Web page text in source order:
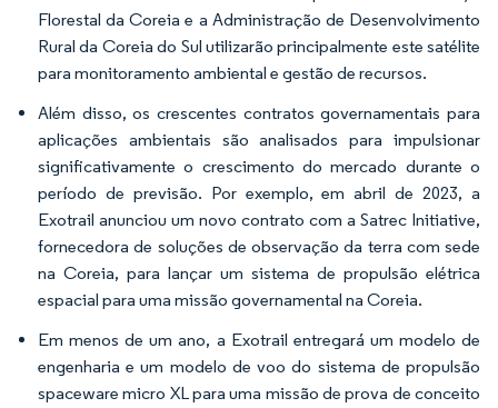
Florestal da Coreia e a Administração de Desenvolvimento
Rural da Coreia do Sul utilizarão principalmente este satélite
para monitoramento ambiental e gestão de recursos.
Além disso, os crescentes contratos governamentais para
aplicações ambientais são analisados para impulsionar
significativamente o crescimento do mercado durante o
período de previsão. Por exemplo, em abril de 2023, a
Exotrail anunciou um novo contrato com a Satrec Initiative,
fornecedora de soluções de observação da terra com sede
na Coreia, para lançar um sistema de propulsão elétrica
espacial para uma missão governamental na Coreia.
Em menos de um ano, a Exotrail entregará um modelo de
engenharia e um modelo de voo do sistema de propulsão
spaceware micro XL para uma missão de prova de conceito